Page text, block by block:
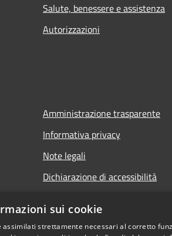
Salute, benessere e assistenza
Autorizzazioni
Amministrazione trasparente
Informativa privacy
Note legali
Dichiarazione di accessibilità
sui cookie
assimilati strettamente necessari al corretto